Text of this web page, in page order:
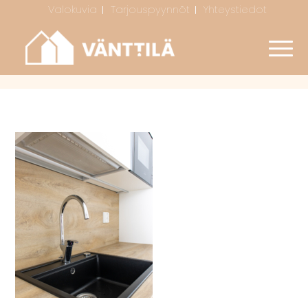
Valokuvia Tarjouspyynnöt Yhteystiedot